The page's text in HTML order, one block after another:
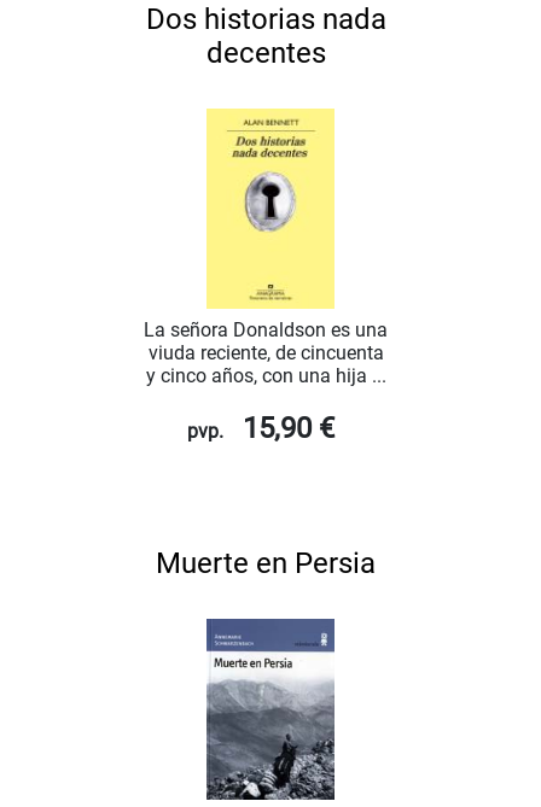
Dos historias nada
decentes
La señora Donaldson es una
viuda reciente, de cincuenta
y cinco años, con una hija ...
pvp. 15,90 €
Muerte en Persia